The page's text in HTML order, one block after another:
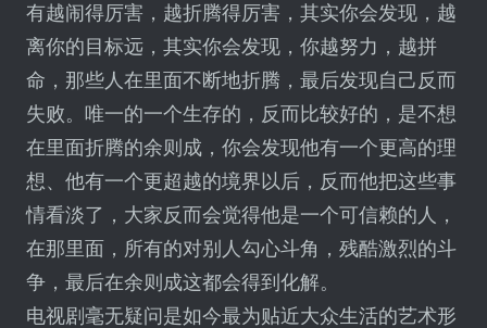
有越闹得厉害，越折腾得厉害，其实你会发现，越
离你的目标远，其实你会发现，你越努力，越拼
命，那些人在里面不断地折腾，最后发现自己反而
失败。唯一的一个生存的，反而比较好的，是不想
在里面折腾的余则成，你会发现他有一个更高的理
想、他有一个更超越的境界以后，反而他把这些事
情看淡了，大家反而会觉得他是一个可信赖的人，
在那里面，所有的对别人勾心斗角，残酷激烈的斗
争，最后在余则成这都会得到化解。
电视剧毫无疑问是如今最为贴近大众生活的艺术形